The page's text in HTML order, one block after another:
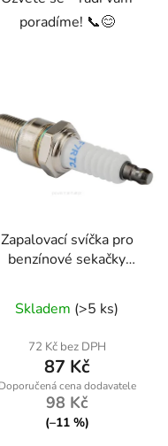
poradíme! 📞😊
Zapalovací svíčka pro
benzínové sekačky
Skladem (>5 ks)
72 Kč bez DPH
87 Kč
98 Kč
(–11 %)